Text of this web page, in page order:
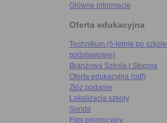
Główne informacje
Oferta edukacyjna
Technikum (5-letnie po szkole
podstawowej)
Branżowa Szkoła I Stopnia
Oferta edukacyjna (pdf)
Złóż podanie
Lokalizacja szkoły
Sonda
Film promocyjny